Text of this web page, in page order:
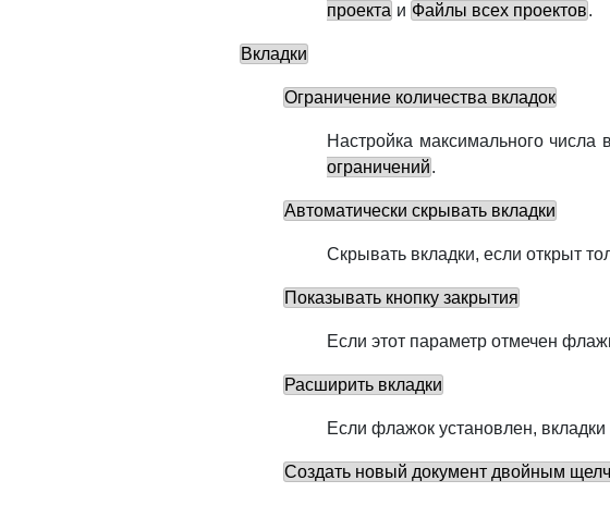
проекта и Файлы всех проектов.
Вкладки
Ограничение количества вкладок
Настройка максимального числа
ограничений.
Автоматически скрывать вкладки
Скрывать вкладки, если открыт
Показывать кнопку закрытия
Если этот параметр отмечен
Расширить вкладки
Если флажок установлен,
Создать новый документ двойным